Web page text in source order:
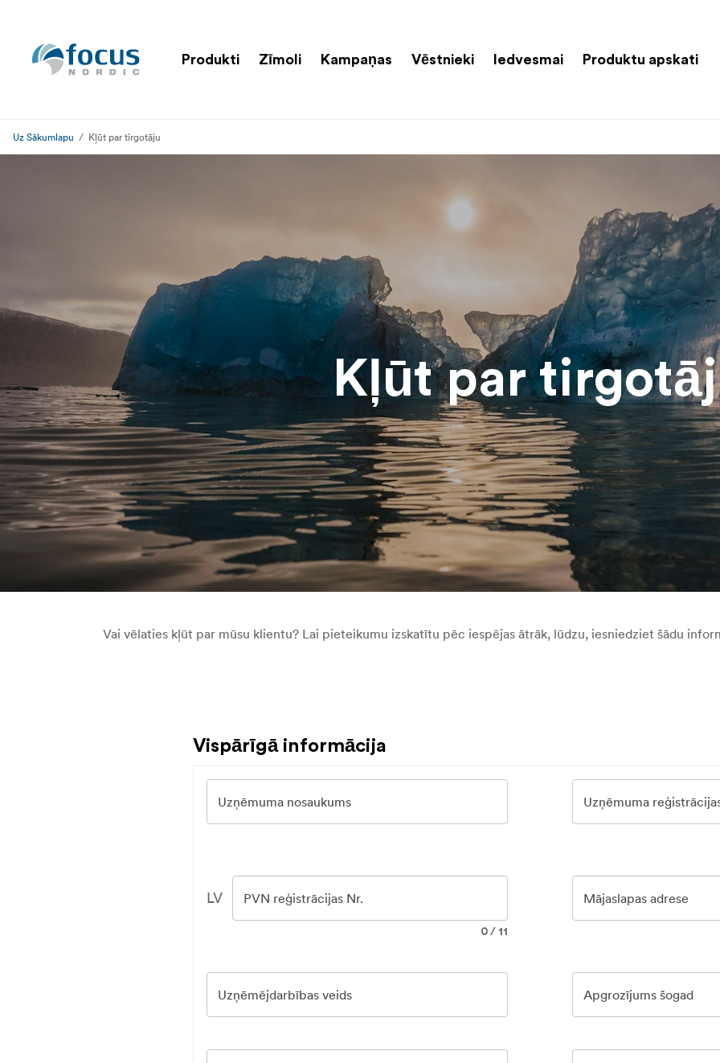
Produkti Zīmoli Kampaņas Vēstnieki Iedvesmai Produktu apskati
Uz Sākumlapu Kļūt par tirgotāju
Kļūt par
Vai vēlaties kļūt par mūsu klientu? Lai pieteikumu izskatītu pēc iespējas ātrāk, lūdzu, iesniedziet šādu
Vispārīgā informācija
Uzņēmuma nosaukums Uzņēmuma
LV PVN reģistrācijas Nr.
0 / 11
Mājaslapas adrese
Uzņēmējdarbības veids Apgrozījums šogad